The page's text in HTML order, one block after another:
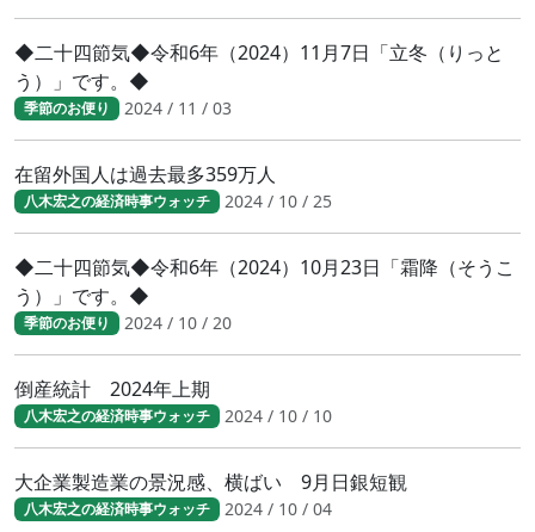
◆二十四節気◆令和6年（2024）11月7日「立冬（りっと
う）」です。◆
季節のお便り 2024 / 11 / 03
在留外国人は過去最多359万人
八木宏之の経済時事ウォッチ 2024 / 10 / 25
◆二十四節気◆令和6年（2024）10月23日「霜降（そうこ
う）」です。◆
季節のお便り 2024 / 10 / 20
倒産統計 2024年上期
八木宏之の経済時事ウォッチ 2024 / 10 / 10
大企業製造業の景況感、横ばい 9月日銀短観
八木宏之の経済時事ウォッチ 2024 / 10 / 04